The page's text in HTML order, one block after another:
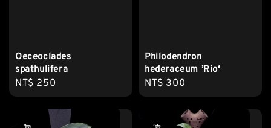
Oeceoclades
spathulifera
Regular
price
NT$ 250
Philodendron
hederaceum ’Rio‘
Regular
price
NT$ 300